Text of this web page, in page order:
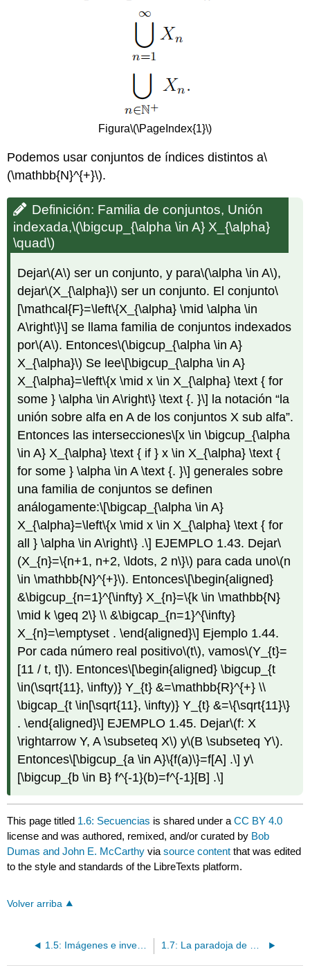
Figura\(\PageIndex{1}\)
Podemos usar conjuntos de índices distintos a\
(\mathbb{N}^{+}\).
Definición: Familia de conjuntos, Unión
indexada,\(\bigcup_{\alpha \in A} X_{\alpha}
\quad\)
Dejar\(A\) ser un conjunto, y para\(\alpha \in A\),
dejar\(X_{\alpha}\) ser un conjunto. El conjunto\
[\mathcal{F}=\left\{X_{\alpha} \mid \alpha \in
A\right\}\] se llama familia de conjuntos indexados
por\(A\). Entonces\(\bigcup_{\alpha \in A}
X_{\alpha}\) Se lee\[\bigcup_{\alpha \in A}
X_{\alpha}=\left\{x \mid x \in X_{\alpha} \text { for
some } \alpha \in A\right\} \text {. }\] la notación “la
unión sobre alfa en A de los conjuntos X sub alfa”.
Entonces las intersecciones\[x \in \bigcup_{\alpha
\in A} X_{\alpha} \text { if } x \in X_{\alpha} \text {
for some } \alpha \in A \text {. }\] generales sobre
una familia de conjuntos se definen
análogamente:\[\bigcap_{\alpha \in A}
X_{\alpha}=\left\{x \mid x \in X_{\alpha} \text { for
all } \alpha \in A\right\} .\] EJEMPLO 1.43. Dejar\
(X_{n}=\{n+1, n+2, \ldots, 2 n\}\) para cada uno\(n
\in \mathbb{N}^{+}\). Entonces\[\begin{aligned}
&\bigcup_{n=1}^{\infty} X_{n}=\{k \in \mathbb{N}
\mid k \geq 2\} \\ &\bigcap_{n=1}^{\infty}
X_{n}=\emptyset . \end{aligned}\] Ejemplo 1.44.
Por cada número real positivo\(t\), vamos\(Y_{t}=
[11 / t, t]\). Entonces\[\begin{aligned} \bigcup_{t
\in(\sqrt{11}, \infty)} Y_{t} &=\mathbb{R}^{+} \\
\bigcap_{t \in[\sqrt{11}, \infty)} Y_{t} &=\{\sqrt{11}\}
. \end{aligned}\] EJEMPLO 1.45. Dejar\(f: X
\rightarrow Y, A \subseteq X\) y\(B \subseteq Y\).
Entonces\[\bigcup_{a \in A}\{f(a)\}=f[A] .\] y\
[\bigcup_{b \in B} f^{-1}(b)=f^{-1}[B] .\]
This page titled 1.6: Secuencias is shared under aCC BY 4.0
license and was authored, remixed, and/or curated by Bob
Dumas and John E. McCarthy viasource content that was edited
to the style and standards of the LibreTexts platform.
Volver arriba
1.5: Imágenes e inversos